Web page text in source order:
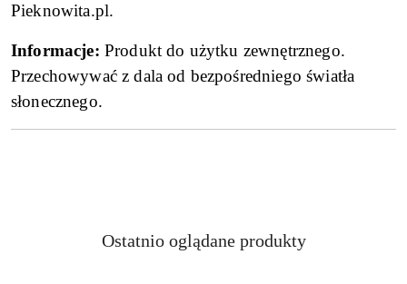
Pieknowita.pl.
Informacje: Produkt do użytku zewnętrznego.
Przechowywać z dala od bezpośredniego światła
słonecznego.
Pomiń karuzelę produktów
Produkty
Ostatnio oglądane produkty